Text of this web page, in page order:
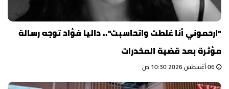
"ارحموني أنا غلطت واتحاسبت".. داليا فؤاد توجه رسالة
مؤثرة بعد قضية المخدرات